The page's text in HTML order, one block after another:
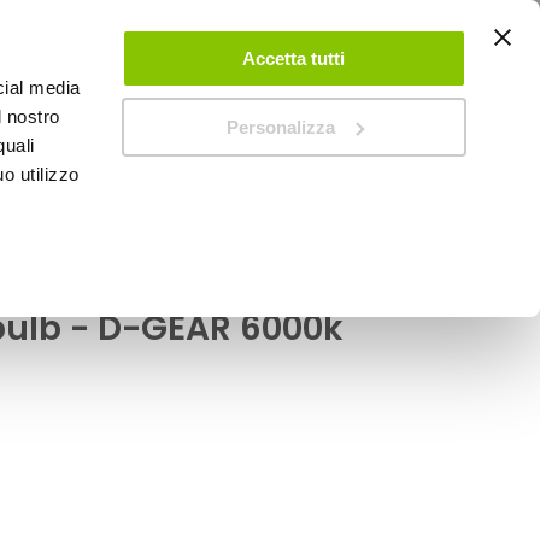
media
nostro
utilizzo
Accetta tutti
Personalizza
ACCEDI CREA UN ACCOUNT CONTATTACI
- D-GEAR 6000k